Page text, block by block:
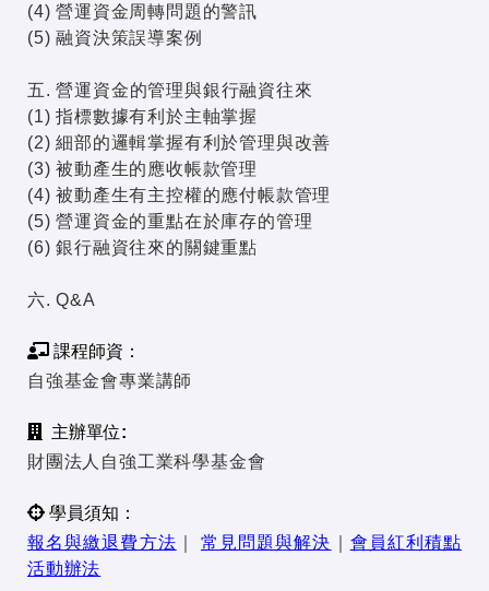
(4) 營運資金周轉問題的警訊
(5) 融資決策誤導案例
五. 營運資金的管理與銀行融資往來
(1) 指標數據有利於主軸掌握
(2) 細部的邏輯掌握有利於管理與改善
(3) 被動產生的應收帳款管理
(4) 被動產生有主控權的應付帳款管理
(5) 營運資金的重點在於庫存的管理
(6) 銀行融資往來的關鍵重點
六. Q&A
課程師資：
自強基金會專業講師
主辦單位:
財團法人自強工業科學基金會
學員須知：
報名與繳退費方法
常見問題與解決
會員紅利積點
活動辦法